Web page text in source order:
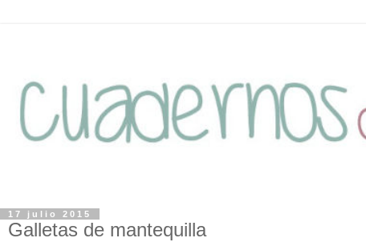
17 julio 2015
Galletas de mantequilla